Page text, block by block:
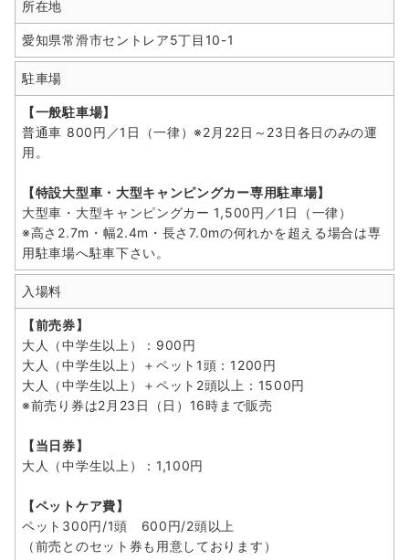
所在地
愛知県常滑市セントレア5丁目10-1
駐車場
【一般駐車場】
普通車 800円／1日（一律）※2月22日～23日各日のみの運
用。
【特設大型車・大型キャンピングカー専用駐車場】
大型車・大型キャンピングカー 1,500円／1日（一律）
※高さ2.7m・幅2.4m・長さ7.0mの何れかを超える場合は専
用駐車場へ駐車下さい。
入場料
【前売券】
大人（中学生以上）：900円
大人（中学生以上）＋ペット1頭：1200円
大人（中学生以上）＋ペット2頭以上：1500円
※前売り券は2月23日（日）16時まで販売
【当日券】
大人（中学生以上）：1,100円
【ペットケア費】
ペット300円/1頭 600円/2頭以上
（前売とのセット券も用意しております）